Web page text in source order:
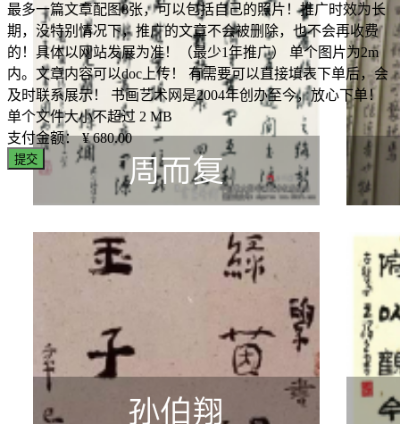
最多一篇文章配图8张，可以包括自己的照片！推广时效为长
期，没特别情况下，推广的文章不会被删除，也不会再收费
的！具体以网站发展为准！（最少1年推广） 单个图片为2m
内。文章内容可以doc上传！ 有需要可以直接填表下单后，会
及时联系展示！ 书画艺术网是2004年创办至今，放心下单！
单个文件大小不超过 2 MB
支付金额： ¥ 680.00
提交